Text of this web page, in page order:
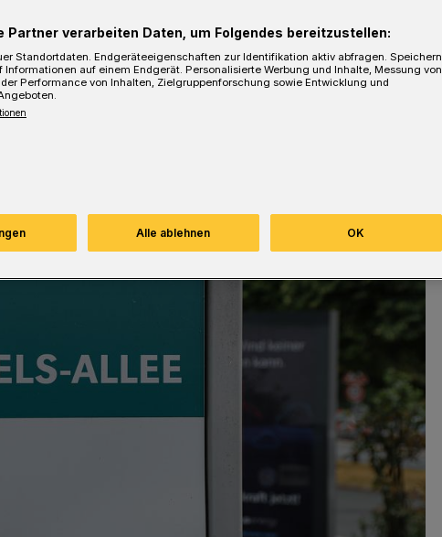
Partner verarbeiten Daten, um Folgendes bereitzustellen:
Standortdaten. Endgeräteeigenschaften zur Identifikation aktiv abfragen. Speichern
Informationen auf einem Endgerät. Personalisierte Werbung und Inhalte, Messung von
Performance von Inhalten, Zielgruppenforschung sowie Entwicklung und
Alle ablehnen OK